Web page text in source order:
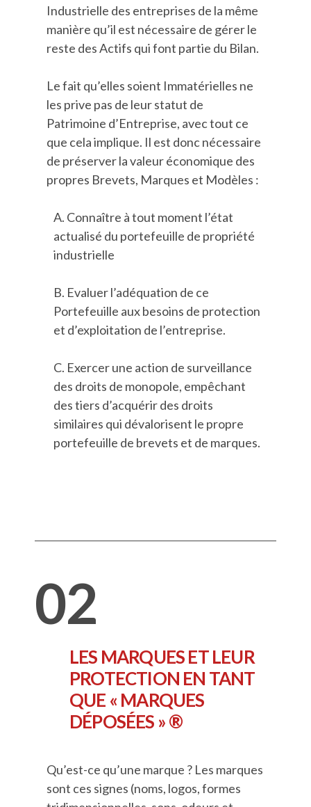
Industrielle des entreprises de la même
manière qu’il est nécessaire de gérer le
reste des Actifs qui font partie du Bilan.
Le fait qu’elles soient Immatérielles ne
les prive pas de leur statut de
Patrimoine d’Entreprise, avec tout ce
que cela implique. Il est donc nécessaire
de préserver la valeur économique des
propres Brevets, Marques et Modèles :
A. Connaître à tout moment l’état
actualisé du portefeuille de propriété
industrielle
B. Evaluer l’adéquation de ce
Portefeuille aux besoins de protection
et d’exploitation de l’entreprise.
C. Exercer une action de surveillance
des droits de monopole, empêchant
des tiers d’acquérir des droits
similaires qui dévalorisent le propre
portefeuille de brevets et de marques.
02
LES MARQUES ET LEUR
PROTECTION EN TANT
QUE « MARQUES
DÉPOSÉES » ®
Qu’est-ce qu’une marque ? Les marques
sont ces signes (noms, logos, formes